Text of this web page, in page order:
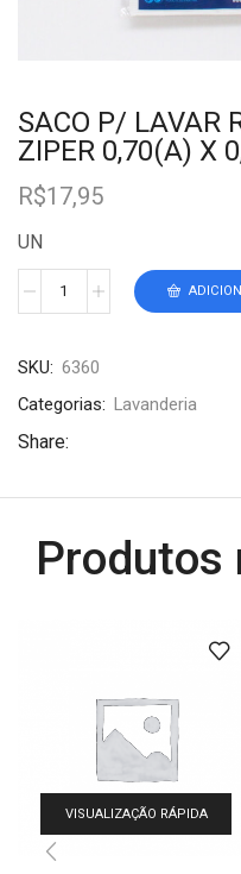
SACO P/ LAVAR
ZIPER 0,70(A) X
R$17,95
UN
SKU: 6360
Categorias: Lavanderia
Share:
Produtos
VISUALIZAÇÃO RÁPIDA